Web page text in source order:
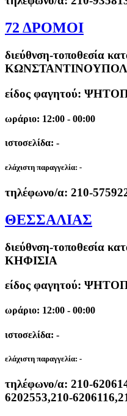
72 ΔΡΟΜΟΙ
διεύθνση-τοποθεσία
είδος φαγητού:
ωράριο: 12:00 - 00:00
ιστοσελίδα: -
ελάχιστη παραγγελία: -
τηλέφωνο/α: 210-
ΘΕΣΣΑΛΙΑΣ
διεύθνση-τοποθεσία
ΚΗΦΙΣΙΑ
είδος φαγητού:
ωράριο: 12:00 - 00:00
ιστοσελίδα: -
ελάχιστη παραγγελία: -
τηλέφωνο/α: 210-
6202553,210-